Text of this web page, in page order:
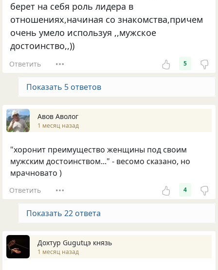
берет на себя роль лидера в
отношениях,начиная со знакомства,причем
очень умело используя ,,мужское
достоинство,,))
Ответить 5
Показать 5 ответов
Авов Аволог
1 месяц назад
"хоронит преимущество женщины под своим
мужским достоинством..." - весомо сказано, но
мрачновато )
Ответить 4
Показать 22 ответа
Дохтур Gugutцэ князь
1 месяц назад